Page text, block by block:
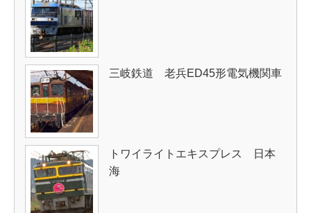
三岐鉄道 老兵ED45形電気機関車
トワイライトエキスプレス 日本
海